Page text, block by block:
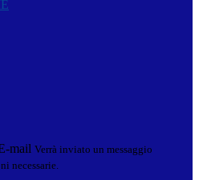
mail Verrà inviato un messaggio
necessarie.